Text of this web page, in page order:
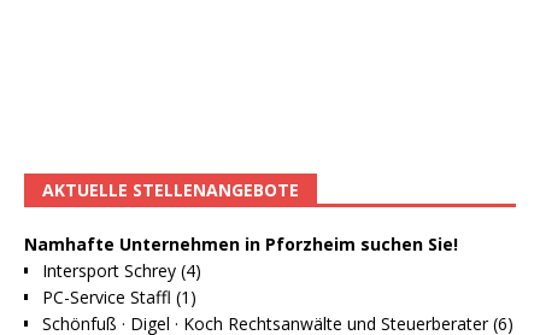
AKTUELLE STELLENANGEBOTE
Namhafte Unternehmen in Pforzheim suchen Sie!
Intersport Schrey (4)
PC-Service Staffl (1)
Schönfuß · Digel · Koch Rechtsanwälte und Steuerberater (6)